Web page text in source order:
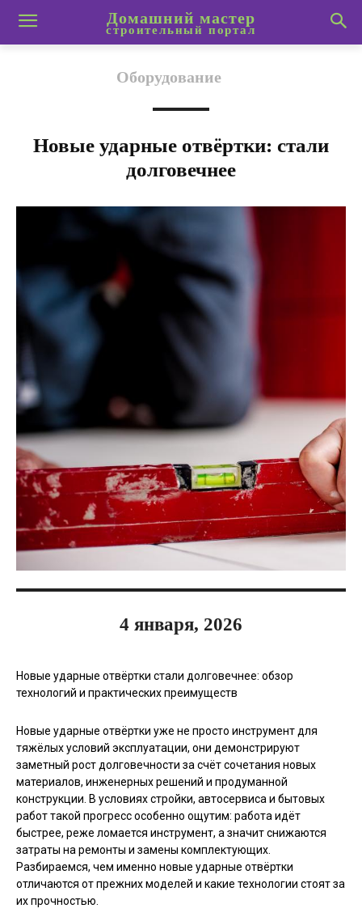
Домашний мастер
строительный портал
Оборудование
Новые ударные отвёртки: стали
долговечнее
4 января, 2026
Новые ударные отвёртки стали долговечнее: обзор
технологий и практических преимуществ
Новые ударные отвёртки уже не просто инструмент для
тяжёлых условий эксплуатации, они демонстрируют
заметный рост долговечности за счёт сочетания новых
материалов, инженерных решений и продуманной
конструкции. В условиях стройки, автосервиса и бытовых
работ такой прогресс особенно ощутим: работа идёт
быстрее, реже ломается инструмент, а значит снижаются
затраты на ремонты и замены комплектующих.
Разбираемся, чем именно новые ударные отвёртки
отличаются от прежних моделей и какие технологии стоят за
их прочностью.